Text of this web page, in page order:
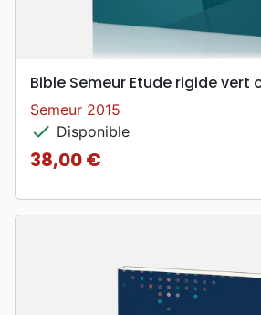
Bible Semeur Etude rigide vert
Semeur 2015
check Disponible
Prix
38,00 €